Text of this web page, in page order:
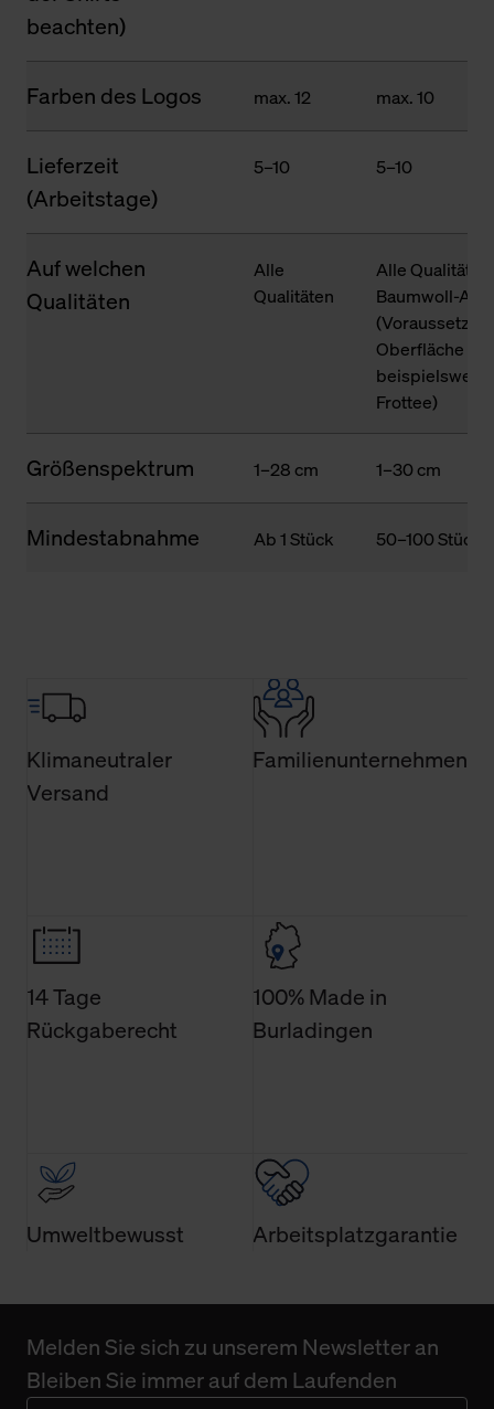
beachten)
Farben des Logos max. 12 max. 10
Lieferzeit
(Arbeitstage)
5–10 5–10
Auf welchen
Qualitäten
Alle
Qualitäten
Alle
Baumwoll-
Oberfläche
Frottee)
Größenspektrum 1–28 cm 1–30 cm
Mindestabnahme Ab 1 Stück 50–100 Stück
Klimaneutraler
Versand
Familienunternehmen
14 Tage
Rückgaberecht
100% Made in
Burladingen
Umweltbewusst Arbeitsplatzgarantie
Melden Sie sich zu unserem Newsletter an
Bleiben Sie immer auf dem Laufenden